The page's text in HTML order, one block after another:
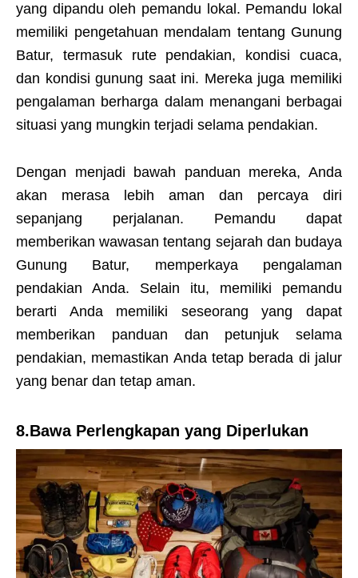
yang dipandu oleh pemandu lokal. Pemandu lokal
memiliki pengetahuan mendalam tentang Gunung
Batur, termasuk rute pendakian, kondisi cuaca,
dan kondisi gunung saat ini. Mereka juga memiliki
pengalaman berharga dalam menangani berbagai
situasi yang mungkin terjadi selama pendakian.
Dengan menjadi bawah panduan mereka, Anda
akan merasa lebih aman dan percaya diri
sepanjang perjalanan. Pemandu dapat
memberikan wawasan tentang sejarah dan budaya
Gunung Batur, memperkaya pengalaman
pendakian Anda. Selain itu, memiliki pemandu
berarti Anda memiliki seseorang yang dapat
memberikan panduan dan petunjuk selama
pendakian, memastikan Anda tetap berada di jalur
yang benar dan tetap aman.
8.Bawa Perlengkapan yang Diperlukan